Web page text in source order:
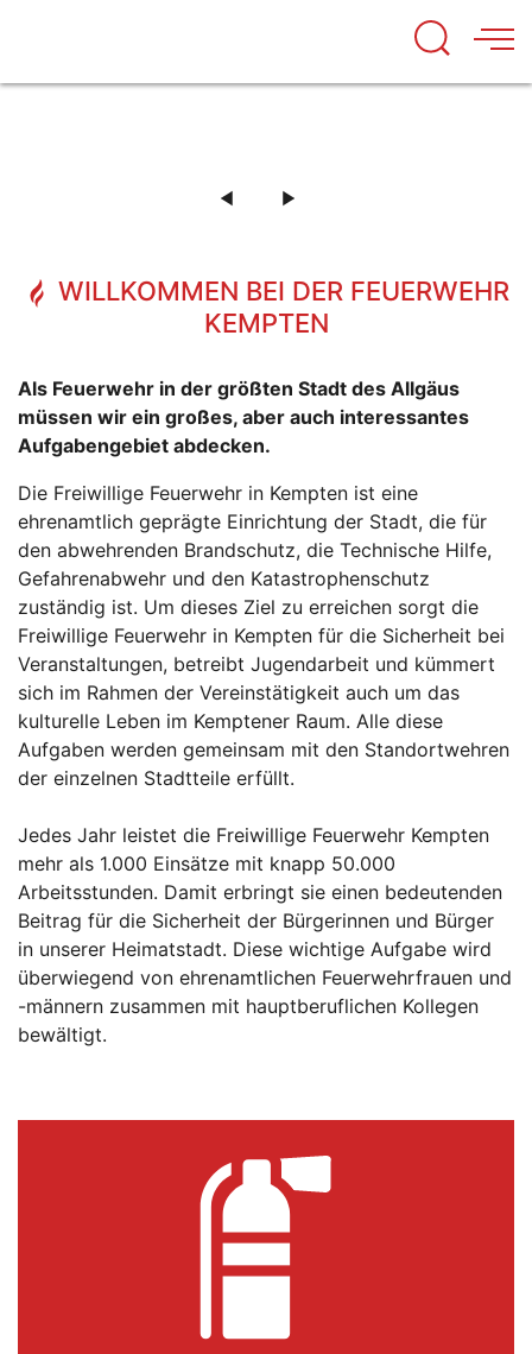
DIE TECHNIK UND FAHRZEUGE DER FEUERWEHR
DIE AUSBILDUNG BEI DER FEUERWEHR
ENGAGIERE DICH JETZT!
WILLKOMMEN BEI DER FEUERWEHR
KEMPTEN
Als Feuerwehr in der größten Stadt des Allgäus
müssen wir ein großes, aber auch interessantes
Aufgabengebiet abdecken.
Die Freiwillige Feuerwehr in Kempten ist eine
ehrenamtlich geprägte Einrichtung der Stadt, die für
den abwehrenden Brandschutz, die Technische Hilfe,
Gefahrenabwehr und den Katastrophenschutz
zuständig ist. Um dieses Ziel zu erreichen sorgt die
Freiwillige Feuerwehr in Kempten für die Sicherheit bei
Veranstaltungen, betreibt Jugendarbeit und kümmert
sich im Rahmen der Vereinstätigkeit auch um das
kulturelle Leben im Kemptener Raum. Alle diese
Aufgaben werden gemeinsam mit den Standortwehren
der einzelnen Stadtteile erfüllt.
Jedes Jahr leistet die Freiwillige Feuerwehr Kempten
mehr als 1.000 Einsätze mit knapp 50.000
Arbeitsstunden. Damit erbringt sie einen bedeutenden
Beitrag für die Sicherheit der Bürgerinnen und Bürger
in unserer Heimatstadt. Diese wichtige Aufgabe wird
überwiegend von ehrenamtlichen Feuerwehrfrauen und
-männern zusammen mit hauptberuflichen Kollegen
bewältigt.